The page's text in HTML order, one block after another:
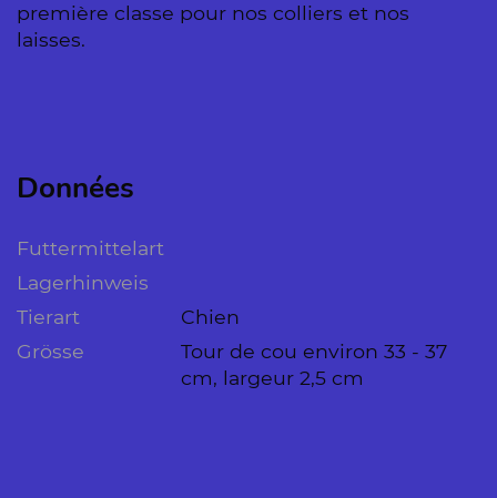
première classe pour nos colliers et nos
laisses.
Données
Futtermittelart
Lagerhinweis
Tierart
Chien
Grösse
Tour de cou environ 33 - 37
cm, largeur 2,5 cm